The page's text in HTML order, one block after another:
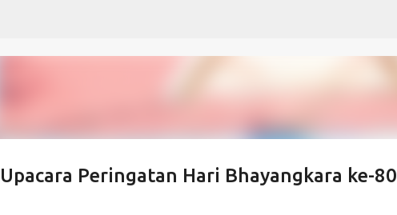
Peringatan Hari Bhayangkara ke-80